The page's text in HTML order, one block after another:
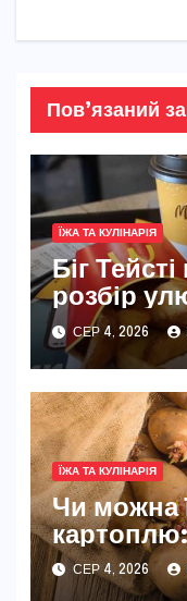
Пов’язаний
ЇЖА ТА КУЛІНАРІЯ
Біг
розбір
СЕР 4, 2026
ЇЖА ТА КУЛІНАРІЯ
Чи можна
таСЕР 4, 2026